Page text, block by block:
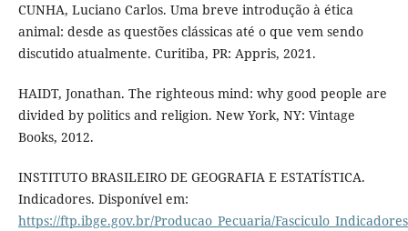
CUNHA, Luciano Carlos. Uma breve introdução à ética
animal: desde as questões clássicas até o que vem sendo
discutido atualmente. Curitiba, PR: Appris, 2021.
HAIDT, Jonathan. The righteous mind: why good people are
divided by politics and religion. New York, NY: Vintage
Books, 2012.
INSTITUTO BRASILEIRO DE GEOGRAFIA E ESTATÍSTICA.
Indicadores. Disponível em:
https://ftp.ibge.gov.br/Producao_Pecuaria/